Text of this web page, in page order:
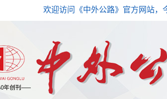
欢迎访问《中外公路》官方网站，